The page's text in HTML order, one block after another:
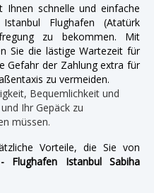
schnelle und einfache
Flughafen (Atatürk
zu bekommen. Mit
Sie die lästige Wartezeit für
Gefahr der Zahlung extra für
zu vermeiden.
Bequemlichkeit und
Ihr Gepäck zu
müssen.
Vorteile, die Sie von
Flughafen Istanbul Sabiha